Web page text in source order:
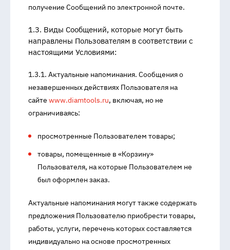
получение Сообщений по электронной почте.
1.3. Виды Сообщений, которые могут быть
направлены Пользователям в соответствии с
настоящими Условиями:
1.3.1. Актуальные напоминания. Сообщения о
незавершенных действиях Пользователя на
сайте www.diamtools.ru, включая, но не
ограничиваясь:
просмотренные Пользователем товары;
товары, помещенные в «Корзину»
Пользователя, на которые Пользователем не
был оформлен заказ.
Актуальные напоминания могут также содержать
предложения Пользователю приобрести товары,
работы, услуги, перечень которых составляется
индивидуально на основе просмотренных